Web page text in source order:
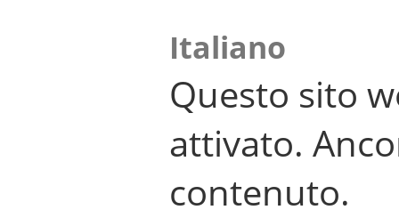
Italiano
Questo sito
attivato.
contenuto.